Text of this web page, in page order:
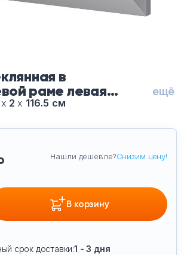
в
раме левая
ещё
х 2х 116.5 см
Нашли дешевле?Снизим цену!
В корзину
срок доставки:1 - 3 дня